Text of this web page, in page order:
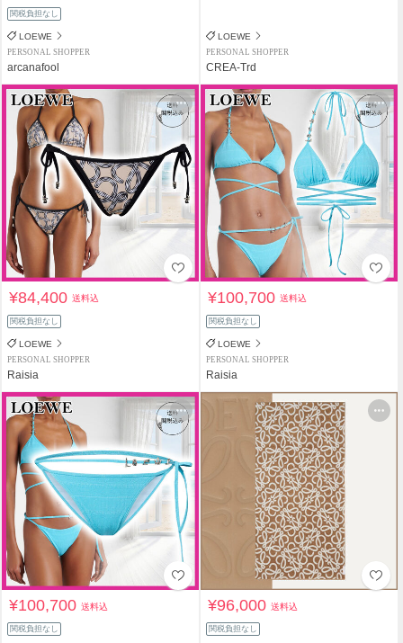
関税負担なし
LOEWE
PERSONAL SHOPPER
arcanafool
LOEWE
PERSONAL SHOPPER
CREA-Trd
¥84,400送料込
関税負担なし
LOEWE
PERSONAL SHOPPER
Raisia
¥100,700送料込
関税負担なし
LOEWE
PERSONAL SHOPPER
Raisia
¥100,700送料込
関税負担なし
¥96,000送料込
関税負担なし